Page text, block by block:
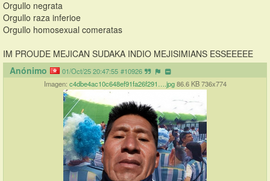
Orgullo negrata
Orgullo raza inferioe
Orgullo homosexual comeratas
IM PROUDE MEJICAN SUDAKA INDIO MEJISIMIANS ESSEEEEE
Anónimo
01/Oct/25 20:47:55 #10926
Imagen: c4dbe4ac10c648ef91fa26f291….jpg 86.6 KB 736x774